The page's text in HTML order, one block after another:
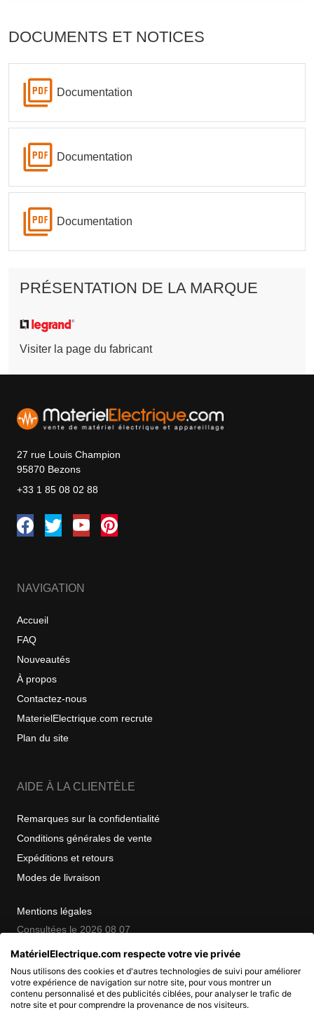
DOCUMENTS ET NOTICES
Documentation
Documentation
Documentation
PRÉSENTATION DE LA MARQUE
Visiter la page du fabricant
27 rue Louis Champion
95870 Bezons
+33 1 85 08 02 88
NAVIGATION
Accueil
FAQ
Nouveautés
À propos
Contactez-nous
MaterielElectrique.com recrute
Plan du site
AIDE À LA CLIENTÈLE
Remarques sur la confidentialité
Conditions générales de vente
Expéditions et retours
Modes de livraison
Mentions légales
Consultées le 2026 08 07
COPYRIGHT
MatérielElectrique.com respecte votre vie privée
Nous utilisons des cookies et d'autres technologies de suivi pour améliorer
votre expérience de navigation sur notre site, pour vous montrer un
contenu personnalisé et des publicités ciblées, pour analyser le trafic de
notre site et pour comprendre la provenance de nos visiteurs.